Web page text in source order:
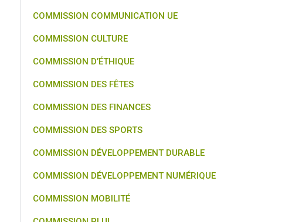
COMMISSION COMMUNICATION UE
COMMISSION CULTURE
COMMISSION D’ÉTHIQUE
COMMISSION DES FÊTES
COMMISSION DES FINANCES
COMMISSION DES SPORTS
COMMISSION DÉVELOPPEMENT DURABLE
COMMISSION DÉVELOPPEMENT NUMÉRIQUE
COMMISSION MOBILITÉ